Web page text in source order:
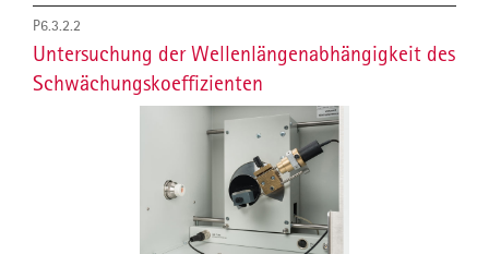
P6.3.2.2
Untersuchung der Wellenlängenabhängigkeit des
Schwächungskoeffizienten